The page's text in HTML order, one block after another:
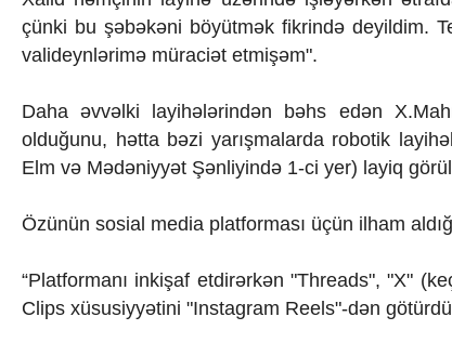
çünki bu şəbəkəni böyütmək fikrində deyildim.
valideynlərimə müraciət etmişəm".
Daha əvvəlki layihələrindən bəhs edən
olduğunu, hətta bəzi yarışmalarda robotik
Elm və Mədəniyyət Şənliyində 1-ci yer) layiq
Özünün sosial media platforması üçün ilham
“Platformanı inkişaf etdirərkən "Threads", "X"
Clips xüsusiyyətini "Instagram Reels"-dən